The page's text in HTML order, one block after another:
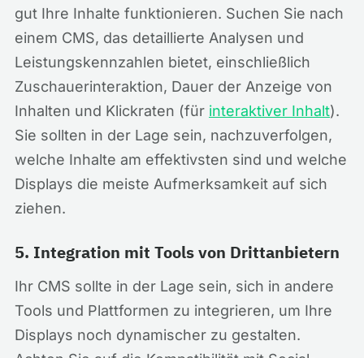
gut Ihre Inhalte funktionieren. Suchen Sie nach
einem CMS, das detaillierte Analysen und
Leistungskennzahlen bietet, einschließlich
Zuschauerinteraktion, Dauer der Anzeige von
Inhalten und Klickraten (für interaktiver Inhalt).
Sie sollten in der Lage sein, nachzuverfolgen,
welche Inhalte am effektivsten sind und welche
Displays die meiste Aufmerksamkeit auf sich
ziehen.
5. Integration mit Tools von Drittanbietern
Ihr CMS sollte in der Lage sein, sich in andere
Tools und Plattformen zu integrieren, um Ihre
Displays noch dynamischer zu gestalten.